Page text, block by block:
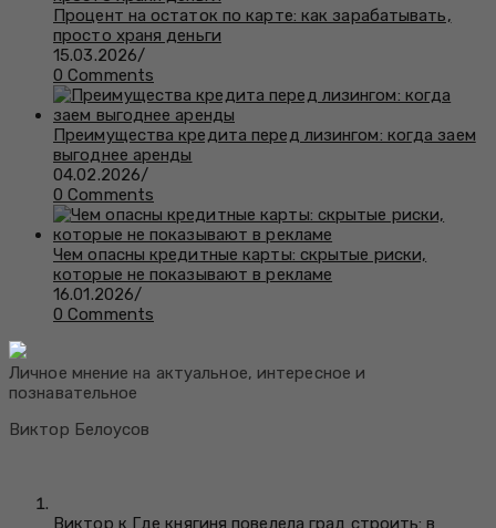
Процент на остаток по карте: как зарабатывать,
просто храня деньги
15.03.2026/
0 Comments
Преимущества кредита перед лизингом: когда заем
выгоднее аренды
04.02.2026/
0 Comments
Чем опасны кредитные карты: скрытые риски,
которые не показывают в рекламе
16.01.2026/
0 Comments
Личное мнение на актуальное, интересное и
познавательное
Виктор Белоусов
Виктор к Где княгиня повелела град строить: в